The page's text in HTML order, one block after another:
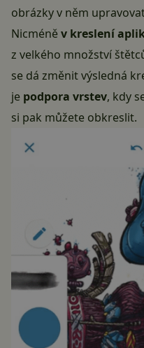
obrázky v něm
Nicméněv kreslení
z velkého množství
se dá změnit výsledná
je podpora vrstev, kdy
si pak můžete obkreslit.